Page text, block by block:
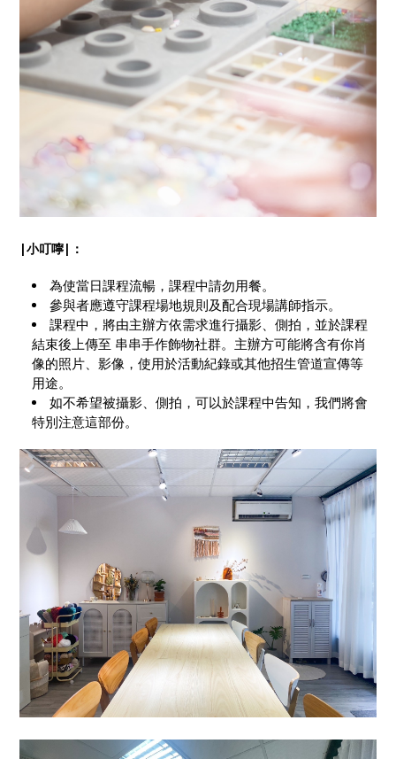
|小叮嚀|：
為使當日課程流暢，課程中請勿用餐。
參與者應遵守課程場地規則及配合現場講師指示。
課程中，將由主辦方依需求進行攝影、側拍，並於課程
結束後上傳至 串串手作飾物社群。主辦方可能將含有你肖
像的照片、影像，使用於活動紀錄或其他招生管道宣傳等
用途。
如不希望被攝影、側拍，可以於課程中告知，我們將會
特別注意這部份。